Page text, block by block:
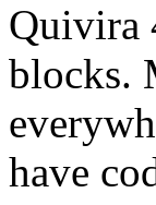
Quivira
blocks.
have